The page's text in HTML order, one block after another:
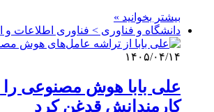
بیشتر بخوانید »
دانشگاه و فناوری > فناوری اطلاعات و
۱۴۰۵/۰۴/۱۴
علی بابا هوش مصنوعی را
کارمندانش قدغن کرد